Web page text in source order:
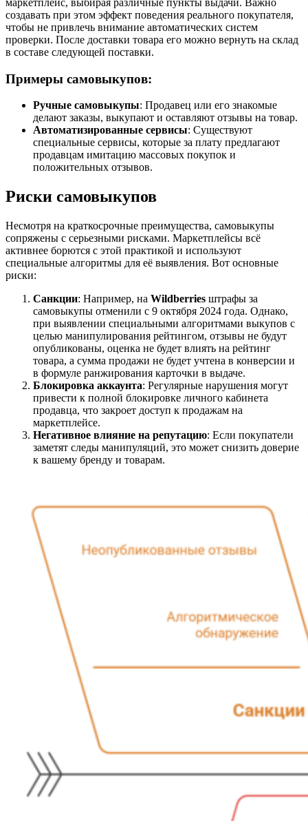
создавать при этом эффект поведения реального покупателя,
чтобы не привлечь внимание автоматических систем
проверки. После доставки товара его можно вернуть на склад
в составе следующей поставки.
Примеры самовыкупов:
Ручные самовыкупы: Продавец или его знакомые
делают заказы, выкупают и оставляют отзывы на товар.
Автоматизированные сервисы: Существуют
специальные сервисы, которые за плату предлагают
продавцам имитацию массовых покупок и
положительных отзывов.
Риски самовыкупов
Несмотря на краткосрочные преимущества, самовыкупы
сопряжены с серьезными рисками. Маркетплейсы всё
активнее борются с этой практикой и используют
специальные алгоритмы для её выявления. Вот основные
риски:
Санкции: Например, на Wildberries штрафы за
самовыкупы отменили с 9 октября 2024 года. Однако,
при выявлении специальными алгоритмами выкупов с
целью манипулирования рейтингом, отзывы не будут
опубликованы, оценка не будет влиять на рейтинг
товара, а сумма продажи не будет учтена в конверсии и
в формуле ранжирования карточки в выдаче.
Блокировка аккаунта: Регулярные нарушения могут
привести к полной блокировке личного кабинета
продавца, что закроет доступ к продажам на
маркетплейсе.
Негативное влияние на репутацию: Если покупатели
заметят следы манипуляций, это может снизить доверие
к вашему бренду и товарам.